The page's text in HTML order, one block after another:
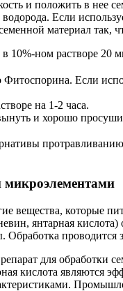
и положить в нее
Если
материал
10%-ном растворе 20
Если
на 1-2 часа.
и хорошо
микроэлементами
вещества, которые
янтарная кислота)
Обработка проводится
для обработки
кислота являются